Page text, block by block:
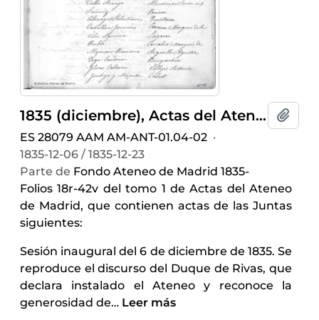
1835 (diciembre), Actas del Ateneo de Madrid
ES 28079 AAM AM-ANT-01.04-02 ·
1835-12-06 / 1835-12-23
Parte de Fondo Ateneo de Madrid 1835-
Folios 18r-42v del tomo 1 de Actas del Ateneo
de Madrid, que contienen actas de las Juntas
siguientes:
Sesión inaugural del 6 de diciembre de 1835. Se
reproduce el discurso del Duque de Rivas, que
declara instalado el Ateneo y reconoce la
generosidad de… Leer más